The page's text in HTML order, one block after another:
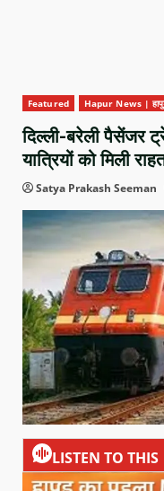
Featured Hapur News |
दिल्ली-बरेली पैसेंजर
यात्रियों को मिली
Satya Prakash Seeman
LISTEN TO THIS